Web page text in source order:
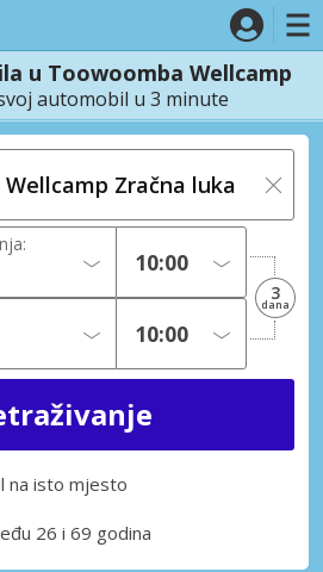
u Toowoomba Wellcamp
automobil u 3 minute
3
dana
na isto mjesto
26 i 69 godina